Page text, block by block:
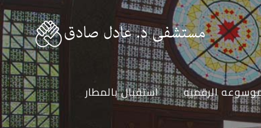
الرقميه استقبال بالمطار